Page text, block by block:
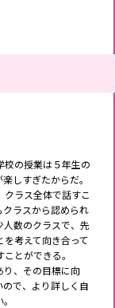
の授業は５年生の
しすぎたからだ。
ラス全体で話すこ
クラスから認められ
人数のクラスで、先
考えて向き合って
とができる。
り、その目標に向
で、より詳しく自